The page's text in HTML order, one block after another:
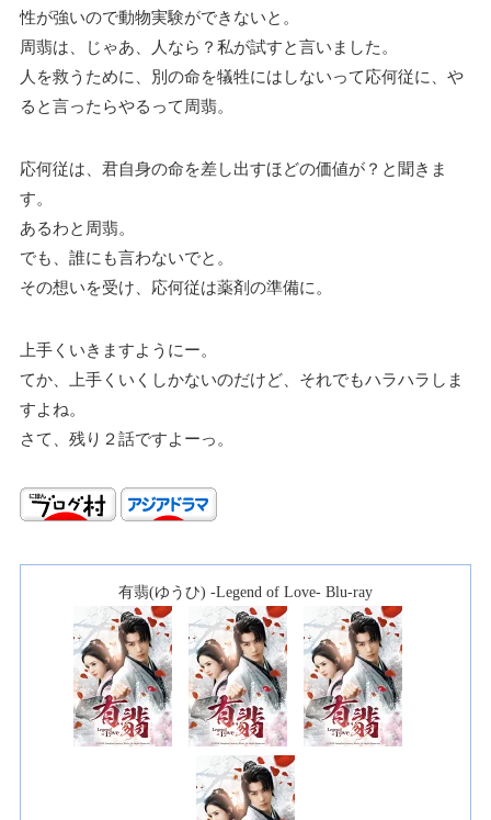
性が強いので動物実験ができないと。
周翡は、じゃあ、人なら？私が試すと言いました。
人を救うために、別の命を犠牲にはしないって応何従に、や
ると言ったらやるって周翡。
応何従は、君自身の命を差し出すほどの価値が？と聞きま
す。
あるわと周翡。
でも、誰にも言わないでと。
その想いを受け、応何従は薬剤の準備に。
上手くいきますようにー。
てか、上手くいくしかないのだけど、それでもハラハラしま
すよね。
さて、残り２話ですよーっ。
有翡(ゆうひ) -Legend of Love- Blu-ray